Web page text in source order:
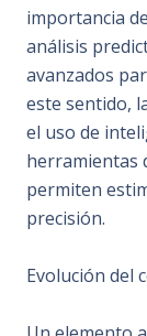
importancia
análisis
avanzados
este sentido,
el uso de
herramientas
permiten
precisión.
Evolución del